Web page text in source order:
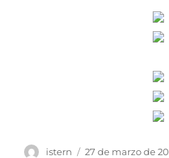
Autor
istern
Publicado
27 de marzo de